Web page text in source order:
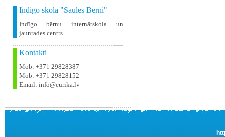
Indigo skola "Saules Bērni"
Indīgo bērnu internātskola un
jaunrades centrs
Kontakti
Mob: +371 29828387
Mob: +371 29828152
Email: info@eurika.lv